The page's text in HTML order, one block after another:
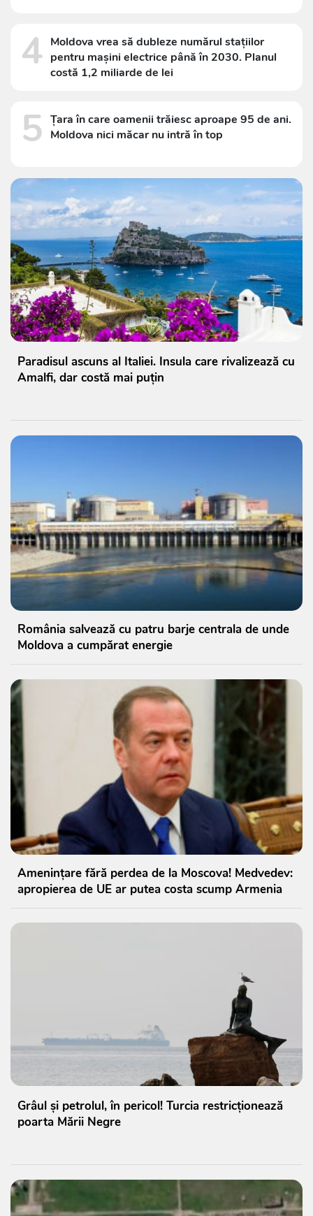
4 Moldova vrea să dubleze numărul stațiilor
pentru mașini electrice până în 2030. Planul
costă 1,2 miliarde de lei
5 Țara în care oamenii trăiesc aproape 95 de ani.
Moldova nici măcar nu intră în top
Paradisul ascuns al Italiei. Insula care rivalizează cu
Amalfi, dar costă mai puțin
România salvează cu patru barje centrala de unde
Moldova a cumpărat energie
Amenințare fără perdea de la Moscova! Medvedev:
apropierea de UE ar putea costa scump Armenia
Grâul și petrolul, în pericol! Turcia restricționează
poarta Mării Negre